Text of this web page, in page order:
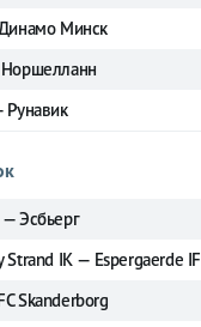
Минск
Рунавик
Эсбьерг
Strand IK — Espergaerde IF
Skanderborg